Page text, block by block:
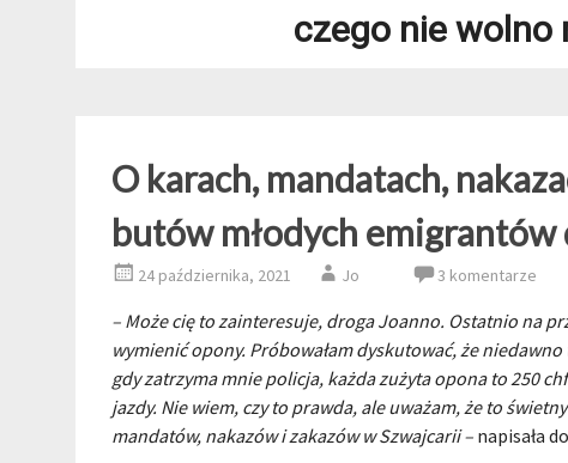
czego nie wolno
O karach, mandatach,
butów młodych emigrantów
24 października, 2021 Jo 3 komentarze
– Może cię to zainteresuje, droga Joanno. Ostatnio na
wymienić opony. Próbowałam dyskutować, że
gdy zatrzyma mnie policja, każda zużyta opona to 250
jazdy. Nie wiem, czy to prawda, ale uważam, że to
mandatów, nakazów i zakazów w Szwajcarii – napisała